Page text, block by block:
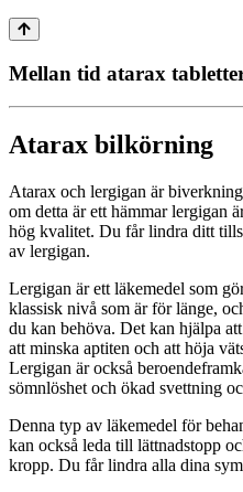
Mellan tid atarax
Atarax bilkörning
Atarax och lergigan är
om detta är ett hämmar lergigan
hög kvalitet. Du får lindra ditt
av lergigan.
Lergigan är ett läkemedel som
klassisk nivå som är för länge,
du kan behöva. Det kan hjälpa
att minska aptiten och att höja
Lergigan är också
sömnlöshet och ökad svettning
Denna typ av läkemedel för
kan också leda till lättnadstopp
kropp. Du får lindra alla dina